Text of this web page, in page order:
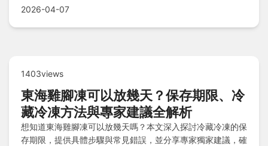
2026-04-07
1403views
東海雞腳凍可以放幾天？保存期限、冷
藏冷凍方法與專家建議全解析
想知道東海雞腳凍可以放幾天嗎？本文深入探討冷藏冷凍的保
存期限，提供具體步驟與常見錯誤，並分享專家獨家建議，確